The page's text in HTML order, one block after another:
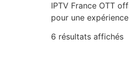
IPTV France OTT
pour une
6 résultats affichés